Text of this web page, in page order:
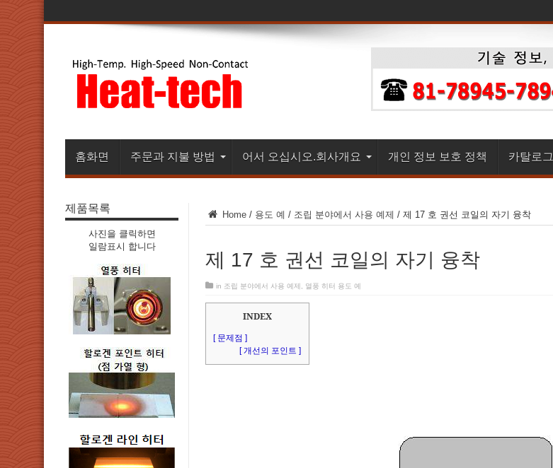
홈화면 주문과 지불 방법 어서 오십시오.회사개요 개인 정보 보호 정책 카탈로그
Home / 용도 예 / 조립 분야에서 사용 예제 / 제 17 호 권선 코일의 자기 융착
제 17 호 권선 코일의 자기 융착
in 조립 분야에서 사용 예제 열풍 히터 용도 예
INDEX
[ 문제점 ]
[ 개선의 포인트 ]
제품목록
사진을 클릭하면
일람표시 합니다